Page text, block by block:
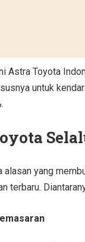
Astra Toyota
untuk
alasan yang
terbaru.